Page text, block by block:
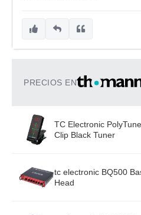
PRECIOS EN
TC Electronic PolyTune
Clip Black Tuner
tc electronic BQ500
Head